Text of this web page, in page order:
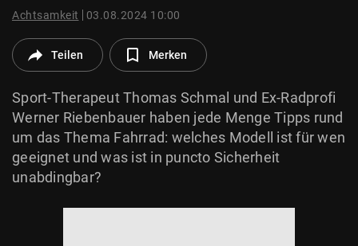
© Krone Multimedia GmbH & Co KG 2026
Achtsamkeit 03.08.2024 10:00
Teilen Merken
Sport-Therapeut Thomas Schmal und Ex-Radprofi
Werner Riebenbauer haben jede Menge Tipps rund
um das Thema Fahrrad: welches Modell ist für wen
geeignet und was ist in puncto Sicherheit
unabdingbar?